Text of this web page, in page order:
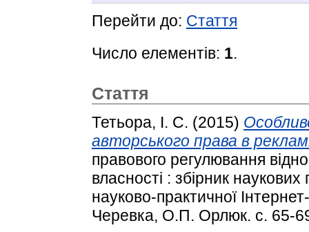
Перейти до: Стаття
Число елементів: 1.
Стаття
Тетьора, І. С. (2015)
авторського права в
правового регулювання
власності : збірник
науково-практичної
Черевка, О.П. Орлюк. с. 65-